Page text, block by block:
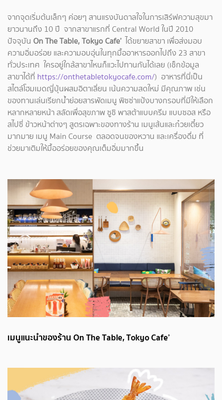
จากจุดเริ่มต้นเล็กๆ ค่อยๆ สานแรงบันดาลใจในการเสิร์ฟความสุขมา
ยาวนานถึง 10 ปี จากสาขาแรกที่ Central World ในปี 2010
ปัจจุบัน On The Table, Tokyo Cafe’ ได้ขยายสาขา เพื่อส่งมอบ
ความอิ่มอร่อย และความอบอุ่นในทุกมื้ออาหารออกไปถึง 23 สาขา
ทั่วประเทศ ใครอยู่ใกล้สาขาไหนก็แวะไปทานกันได้เลย (เช็กข้อมูล
สาขาได้ที่ https://onthetabletokyocafe.com/) อาหารที่นี่เป็น
สไตล์โฮมเมดญี่ปุ่นผสมอิตาเลี่ยน เน้นความสดใหม่ มีคุณภาพ เช่น
ของทานเล่นเรียกน้ำย่อยสารพัดเมนู พิซซ่าแป้งบางกรอบที่มีให้เลือก
หลากหลายหน้า สลัดเพื่อสุขภาพ ซูชิ พาสต้าแบบครีม แบบซอส หรือ
สไปซี่ ข้าวหน้าต่างๆ สูตรเฉพาะของทางร้าน เมนูเส้นและก๋วยเตี๋ยว
มากมาย เมนู Main Course ตลอดจนของหวาน และเครื่องดื่ม ที่
ช่วยมาเติมให้มื้ออร่อยของคุณเต็มอิ่มมากขึ้น
เมนูแนะนำของร้าน On The Table, Tokyo Cafe’